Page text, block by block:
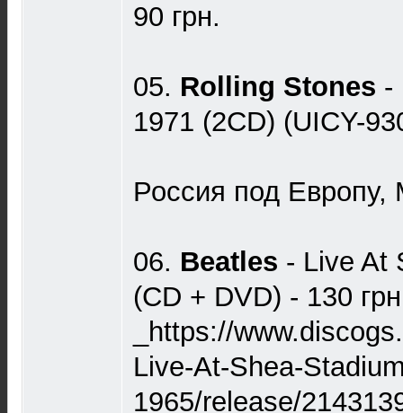
90 грн.
05. Rolling Stones -
1971 (2CD) (UICY-
Россия под Европу,
06. Beatles - Live At
(CD + DVD) - 130
_https://
Live-At-Shea-
1965/release/